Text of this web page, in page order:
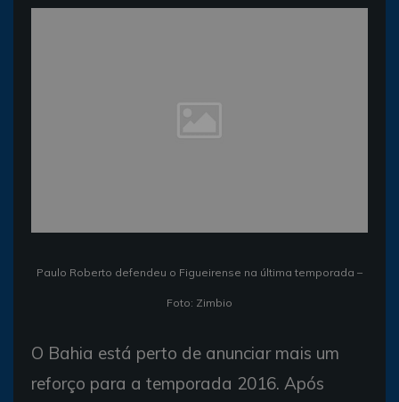
Paulo Roberto defendeu o Figueirense na última temporada –
Foto: Zimbio
O Bahia está perto de anunciar mais um
reforço para a temporada 2016. Após